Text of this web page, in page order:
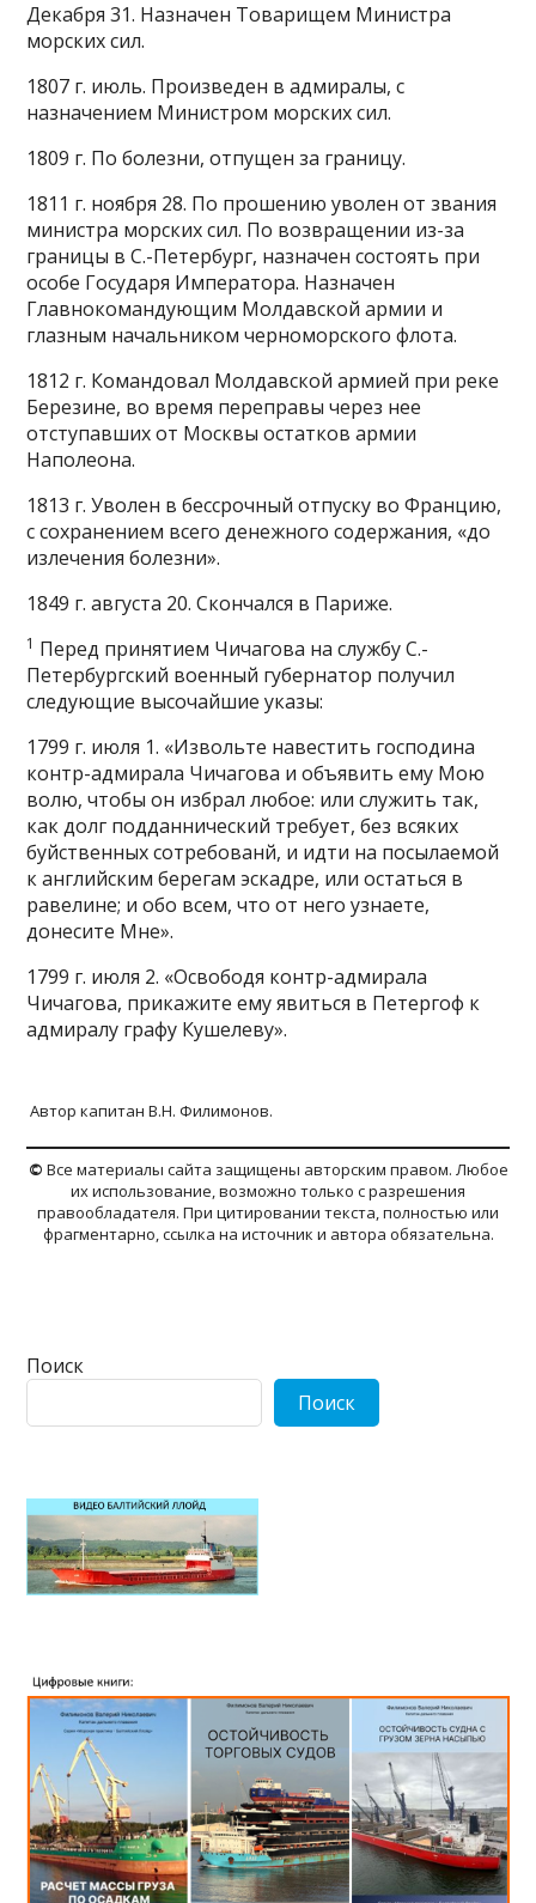
Декабря 31. Назначен Товарищем Министра
морских сил.
1807 г. июль. Произведен в адмиралы, с
назначением Министром морских сил.
1809 г. По болезни, отпущен за границу.
1811 г. ноября 28. По прошению уволен от звания
министра морских сил. По возвращении из-за
границы в С.-Петербург, назначен состоять при
особе Государя Императора. Назначен
Главнокомандующим Молдавской армии и
глазным начальником черноморского флота.
1812 г. Командовал Молдавской армией при реке
Березине, во время переправы через нее
отступавших от Москвы остатков армии
Наполеона.
1813 г. Уволен в бессрочный отпуску во Францию,
с сохранением всего денежного содержания, «до
излечения болезни».
1849 г. августа 20. Скончался в Париже.
1 Перед принятием Чичагова на службу С.-
Петербургский военный губернатор получил
следующие высочайшие указы:
1799 г. июля 1. «Извольте навестить господина
контр-адмирала Чичагова и объявить ему Мою
волю, чтобы он избрал любое: или служить так,
как долг подданнический требует, без всяких
буйственных сотребованй, и идти на посылаемой
к английским берегам эскадре, или остаться в
равелине; и обо всем, что от него узнаете,
донесите Мне».
1799 г. июля 2. «Освободя контр-адмирала
Чичагова, прикажите ему явиться в Петергоф к
адмиралу графу Кушелеву».
Автор капитан В.Н. Филимонов.
© Все материалы сайта защищены авторским правом. Любое
их использование, возможно только с разрешения
правообладателя. При цитировании текста, полностью или
фрагментарно, ссылка на источник и автора обязательна.
Поиск
Поиск